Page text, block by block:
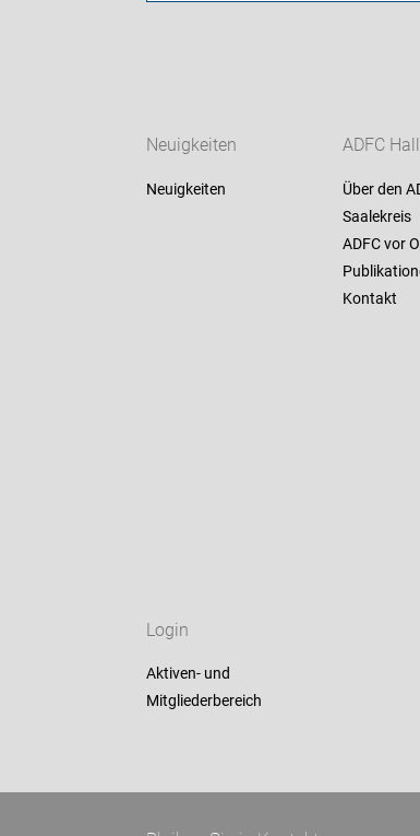
Neuigkeiten
Neuigkeiten
ADFC
Über den
Saalekreis
ADFC vor
Kontakt
Login
Aktiven- und
Mitgliederbereich